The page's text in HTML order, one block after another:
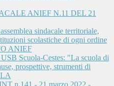
ANIEF N.11 DEL 21
sindacale territoriale,
scolastiche di ogni ordine
ANIEF
Scuola-Cestes: "La scuola di
prospettive, strumenti di